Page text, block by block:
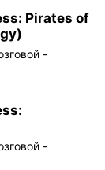
Pirates of
-
-